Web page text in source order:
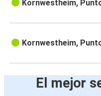
Kornwestheim,
Kornwestheim,
El mejor